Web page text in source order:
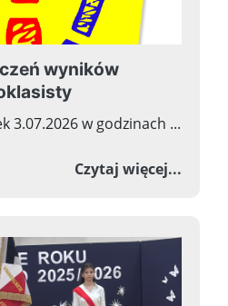
wyników
3.07.2026 w godzinach ...
Czytaj więcej...o